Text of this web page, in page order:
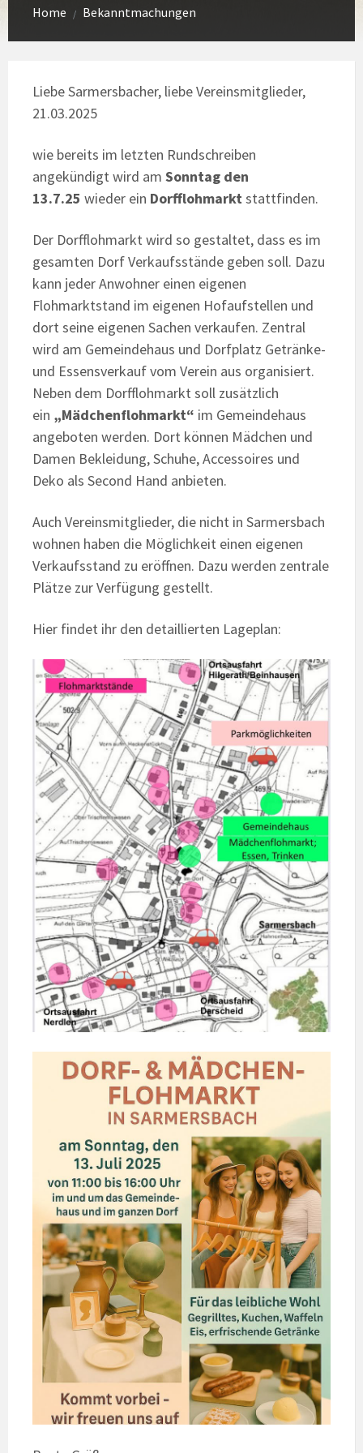
Home / Bekanntmachungen
Liebe Sarmersbacher, liebe Vereinsmitglieder,
21.03.2025
wie bereits im letzten Rundschreiben
angekündigt wird am Sonntag den
13.7.25 wieder ein Dorfflohmarktstattfinden.
Der Dorfflohmarkt wird so gestaltet, dass es im
gesamten Dorf Verkaufsstände geben soll. Dazu
kann jeder Anwohner einen eigenen
Flohmarktstand im eigenen Hofaufstellen und
dort seine eigenen Sachen verkaufen. Zentral
wird am Gemeindehaus und Dorfplatz Getränke-
und Essensverkauf vom Verein aus organisiert.
Neben dem Dorfflohmarkt soll zusätzlich
ein „Mädchenflohmarkt“ im Gemeindehaus
angeboten werden. Dort können Mädchen und
Damen Bekleidung, Schuhe, Accessoires und
Deko als Second Hand anbieten.
Auch Vereinsmitglieder, die nicht in Sarmersbach
wohnen haben die Möglichkeit einen eigenen
Verkaufsstand zu eröffnen. Dazu werden zentrale
Plätze zur Verfügung gestellt.
Hier findet ihr den detaillierten Lageplan: